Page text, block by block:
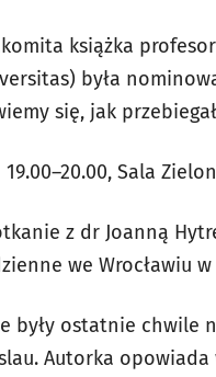
książka
była
się, jak
19.00–20.00, Sala
z dr Joanną
we Wrocławiu
były ostatnie chwile
Autorka